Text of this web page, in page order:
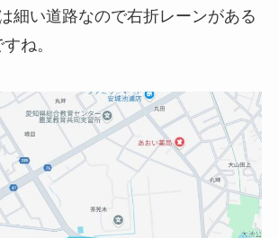
細い道路なので右折レーンがある
ね。